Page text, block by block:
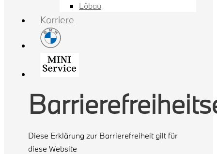
Löbau
Karriere
Diese Erklärung zur Barrierefreiheit gilt für
diese Website